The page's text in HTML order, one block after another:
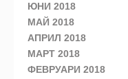
ЮНИ 2018
МАЙ 2018
АПРИЛ 2018
МАРТ 2018
ФЕВРУАРИ 2018